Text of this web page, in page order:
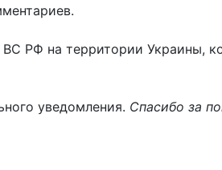
РФ на территории Украины,
уведомления. Спасибо за